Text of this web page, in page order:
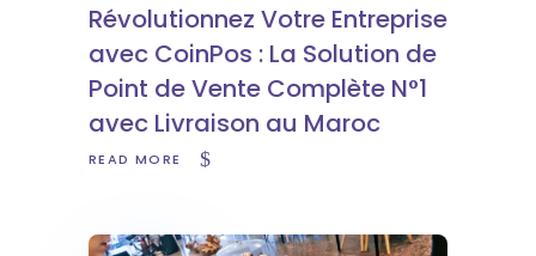
Révolutionnez Votre Entreprise
avec CoinPos : La Solution de
Point de Vente Complète N°1
avec Livraison au Maroc
READ MORE